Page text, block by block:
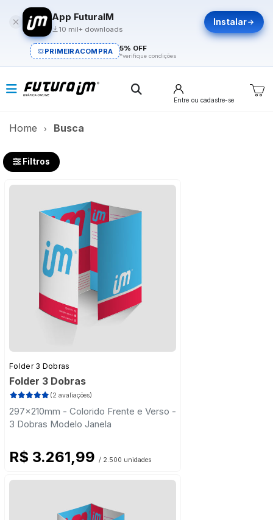
App FuturaIM
10 mil+ downloads
Instalar
PRIMEIRACOMPRA 5% OFF
*verifique condições
Entre ou cadastre-se
Home Busca
Filtros
Folder 3 Dobras
Folder 3 Dobras
(2 avaliações)
297x210mm - Colorido Frente e Verso -
3 Dobras Modelo Janela
R$ 3.261,99 / 2.500 unidades